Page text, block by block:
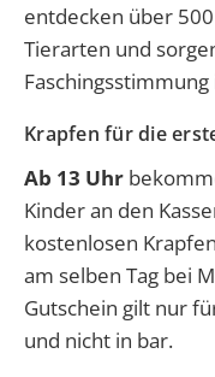
entdecken über
Tierarten und
Krapfen für die
Ab 13 Uhr
Kinder an den
kostenlosen
am selben Tag bei
Gutschein gilt nur
und nicht in bar.